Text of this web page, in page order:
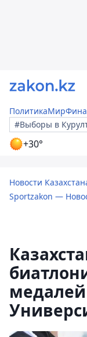
ПолитикаМир
#Выборы в
+30°
Новости
Sportzakon —
медалей